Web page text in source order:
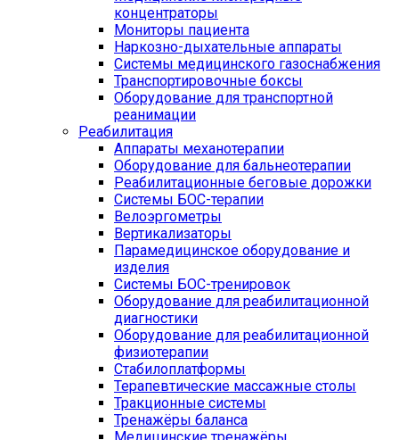
концентраторы
Мониторы пациента
Наркозно-дыхательные аппараты
Системы медицинского газоснабжения
Транспортировочные боксы
Оборудование для транспортной
реанимации
Реабилитация
Аппараты механотерапии
Оборудование для бальнеотерапии
Реабилитационные беговые дорожки
Системы БОС-терапии
Велоэргометры
Вертикализаторы
Парамедицинское оборудование и
изделия
Системы БОС-тренировок
Оборудование для реабилитационной
диагностики
Оборудование для реабилитационной
физиотерапии
Стабилоплатформы
Терапевтические массажные столы
Тракционные системы
Тренажёры баланса